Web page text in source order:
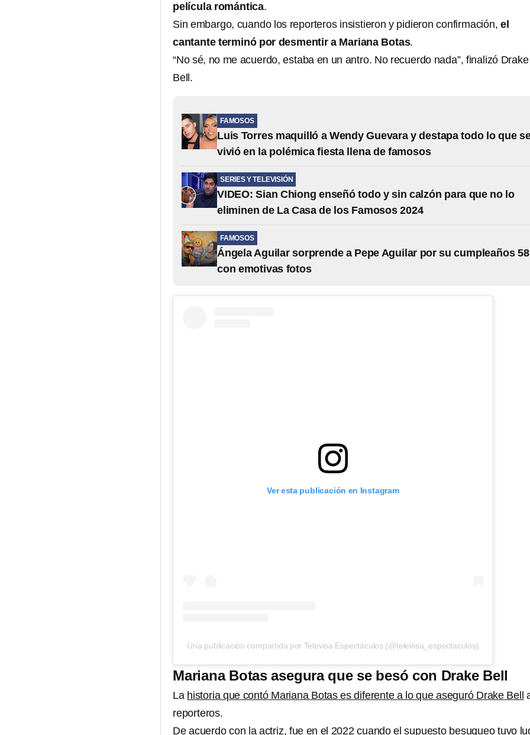
película romántica.
Sin embargo, cuando los reporteros insistieron y pidieron confirmación, el
cantante terminó por desmentir a Mariana Botas.
“No sé, no me acuerdo, estaba en un antro. No recuerdo nada”, finalizó Drake
Bell.
FAMOSOS
Luis Torres maquilló a Wendy Guevara y destapa todo lo que
vivió en la polémica fiesta llena de famosos
SERIES Y TELEVISIÓN
VIDEO: Sian Chiong enseñó todo y sin calzón para que no lo
eliminen de La Casa de los Famosos 2024
FAMOSOS
Ángela Aguilar sorprende a Pepe Aguilar por su cumpleaños 58
con emotivas fotos
Ver esta publicación en Instagram
Una publicación compartida por Televisa Espectáculos (@televisa_espectaculos)
Mariana Botas asegura que se besó con Drake Bell
La historia que contó Mariana Botas es diferente a lo que aseguró Drake Bell
reporteros.
De acuerdo con la actriz, fue en el 2022 cuando el supuesto besuqueo tuvo